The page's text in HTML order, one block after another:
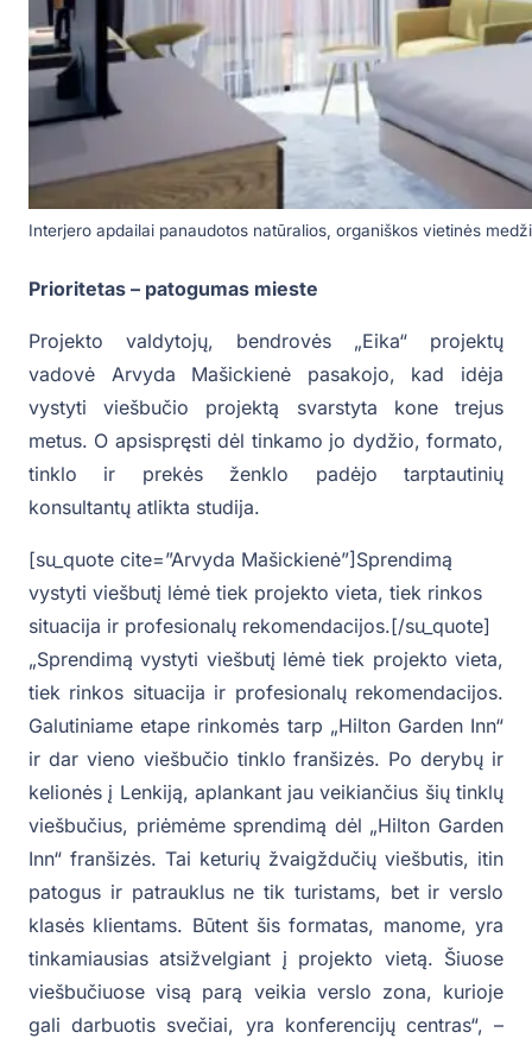
Interjero apdailai panaudotos natūralios, organiškos vietinės
Prioritetas – patogumas mieste
Projekto valdytojų, bendrovės „Eika“ projektų
vadovė Arvyda Mašickienė pasakojo, kad idėja
vystyti viešbučio projektą svarstyta kone trejus
metus. O apsispręsti dėl tinkamo jo dydžio, formato,
tinklo ir prekės ženklo padėjo tarptautinių
konsultantų atlikta studija.
[su_quote cite=”Arvyda Mašickienė”]Sprendimą
vystyti viešbutį lėmė tiek projekto vieta, tiek rinkos
situacija ir profesionalų rekomendacijos.[/su_quote]
„Sprendimą vystyti viešbutį lėmė tiek projekto vieta,
tiek rinkos situacija ir profesionalų rekomendacijos.
Galutiniame etape rinkomės tarp „Hilton Garden Inn“
ir dar vieno viešbučio tinklo franšizės. Po derybų ir
kelionės į Lenkiją, aplankant jau veikiančius šių tinklų
viešbučius, priėmėme sprendimą dėl „Hilton Garden
Inn“ franšizės. Tai keturių žvaigždučių viešbutis, itin
patogus ir patrauklus ne tik turistams, bet ir verslo
klasės klientams. Būtent šis formatas, manome, yra
tinkamiausias atsižvelgiant į projekto vietą. Šiuose
viešbučiuose visą parą veikia verslo zona, kurioje
gali darbuotis svečiai, yra konferencijų centras“, –